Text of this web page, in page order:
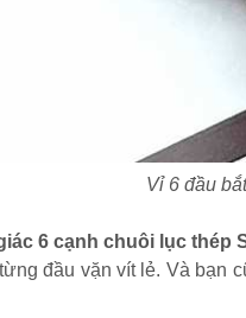
Vỉ 6 đầu
6 cạnh chuôi lục thép
đầu vặn vít lẻ. Và bạn